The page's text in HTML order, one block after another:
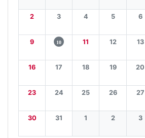
2 3 4 5 6
9 10 11 12 13
16 17 18 19 20
23 24 25 26 27
30 31 1 2 3